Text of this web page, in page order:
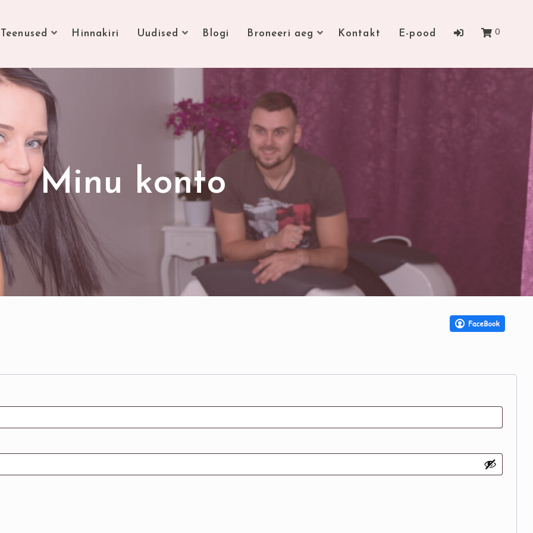
Teenused Hinnakiri Uudised Blogi Broneeri aeg Kontakt E-pood 0
Minu konto